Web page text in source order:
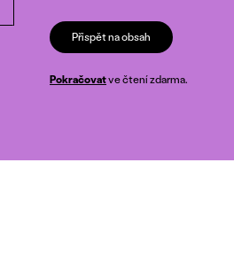
Přispět na obsah
Pokračovatve čtení zdarma.